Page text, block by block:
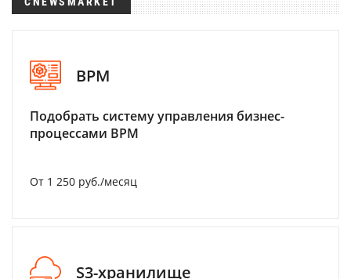
BPM
Подобрать систему управления бизнес-
процессами BPM
От 1 250 руб./месяц
S3-хранилище